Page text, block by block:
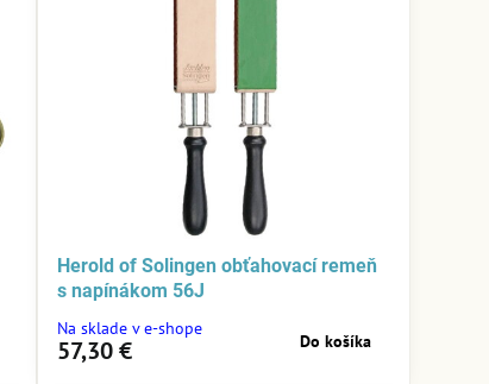
Herold of Solingen obťahovací remeň
s napínákom 56J
Na sklade v e-shope
57,30 € Do košíka